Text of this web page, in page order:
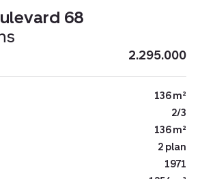
68
2.295.000
136 m²
2/3
136 m²
2 plan
1971